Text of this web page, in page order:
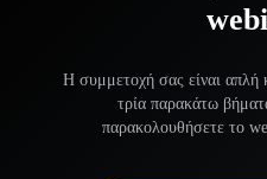
Η συμμετοχή σας είναι απλή
τρία παρακάτω
παρακολουθήσετε το